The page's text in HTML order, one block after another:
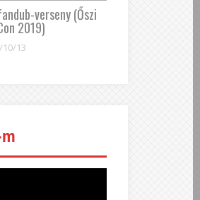
verseny (Őszi
2019)
10/13